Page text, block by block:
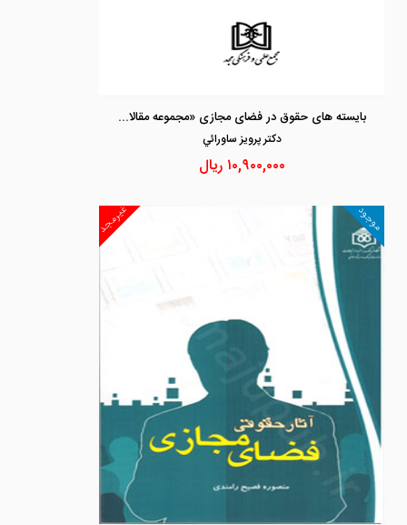
بایسته های حقوق در فضای مجازی «مجموعه مقالات»
دكتر پرويز ساورائي
۱۰,۹۰۰,۰۰۰ ریال
غیرمجد موجود